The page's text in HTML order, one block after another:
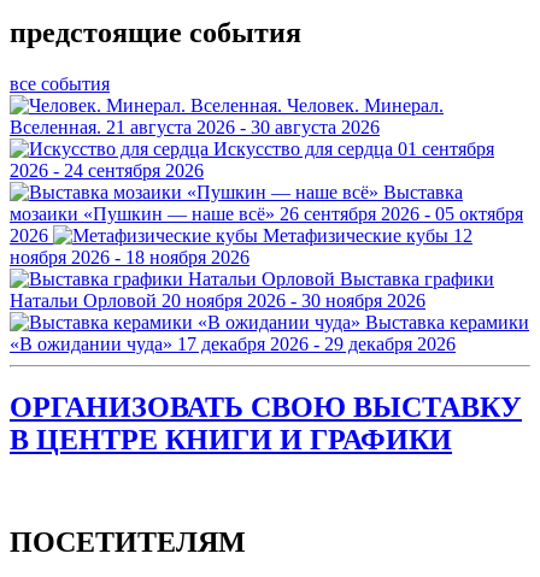
предстоящие события
все события
Человек. Минерал.
Вселенная. 21 августа 2026 - 30 августа 2026
Искусство для сердца 01 сентября
2026 - 24 сентября 2026
Выставка
мозаики «Пушкин — наше всё» 26 сентября 2026 - 05 октября
2026
Метафизические кубы 12
ноября 2026 - 18 ноября 2026
Выставка графики
Натальи Орловой 20 ноября 2026 - 30 ноября 2026
Выставка керамики
«В ожидании чуда» 17 декабря 2026 - 29 декабря 2026
ОРГАНИЗОВАТЬ СВОЮ ВЫСТАВКУ
В ЦЕНТРЕ КНИГИ И ГРАФИКИ
ПОСЕТИТЕЛЯМ